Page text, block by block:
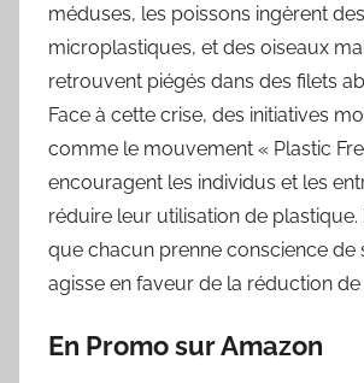
méduses, les poissons ingèrent des
microplastiques, et des oiseaux
retrouvent piégés dans des filets
Face à cette crise, des initiatives
comme le mouvement « Plastic
encouragent les individus et les
réduire leur utilisation de plastique.
que chacun prenne conscience de
agisse en faveur de la réduction
En Promo sur Amazon